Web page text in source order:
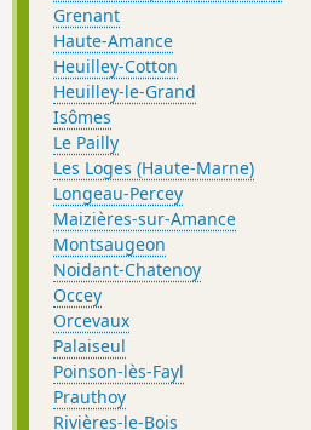
Grenant
Haute-Amance
Heuilley-Cotton
Heuilley-le-Grand
Isômes
Le Pailly
Les Loges (Haute-Marne)
Longeau-Percey
Maizières-sur-Amance
Montsaugeon
Noidant-Chatenoy
Occey
Orcevaux
Palaiseul
Poinson-lès-Fayl
Prauthoy
Rivières-le-Bois